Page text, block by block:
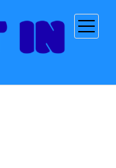
ouvrir
menu